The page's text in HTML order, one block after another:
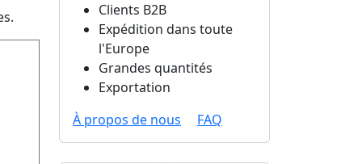
Clients B2B
Expédition dans toute
l'Europe
Grandes quantités
Exportation
À propos de nous
FAQ